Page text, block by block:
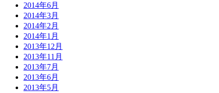
2014年6月
2014年3月
2014年2月
2014年1月
2013年12月
2013年11月
2013年7月
2013年6月
2013年5月